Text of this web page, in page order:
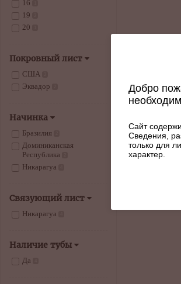
16
19
20
Покровный лист
США
Эквадор
Начинка
Бразилия
Доминиканская
Республика
Никарагуа
Связующий лист
Никарагуа
Наличие тубы
Да
Сигары
В наличии
Добро
Сайт
Сведения,
только для
характер.